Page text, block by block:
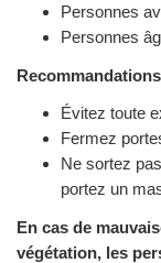
Personnes
Personnes
Évitez toute
Fermez
Ne sortez
portez un
En cas de
végétation, les